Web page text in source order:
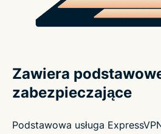
Zawiera
zabezpieczające
Podstawowa usługa